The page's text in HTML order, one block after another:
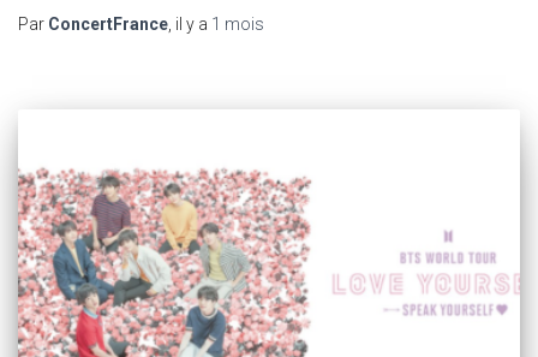
Par ConcertFrance , il y a 1 mois